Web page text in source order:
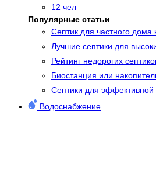
12 чел
Популярные статьи
Cептик для частного дома
Лучшие септики для
Рейтинг недорогих
Биостанция или
Септики для эффективной
Водоснабжение